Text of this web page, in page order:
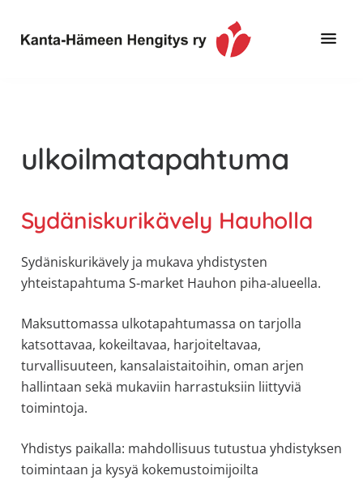
pääsisältöön
alatunnisteeseen
Hengitys
ry
erityisesti
jos
koskettaa
astma,
keuhkoahtaumatauti,uniapnea,
muut
keuhkosairaudet,
huono
sisäilma
tai
allergiat.
K-
Hengitys
ry
ulkoilmatapahtuma
Sydäniskurikävely Hauholla
Sydäniskurikävely ja mukava yhdistysten
yhteistapahtuma S-market Hauhon piha-alueella.
Maksuttomassa ulkotapahtumassa on tarjolla
katsottavaa, kokeiltavaa, harjoiteltavaa,
turvallisuuteen, kansalaistaitoihin, oman arjen
hallintaan sekä mukaviin harrastuksiin liittyviä
toimintoja.
Yhdistys paikalla: mahdollisuus tutustua yhdistyksen
toimintaan ja kysyä kokemustoimijoilta